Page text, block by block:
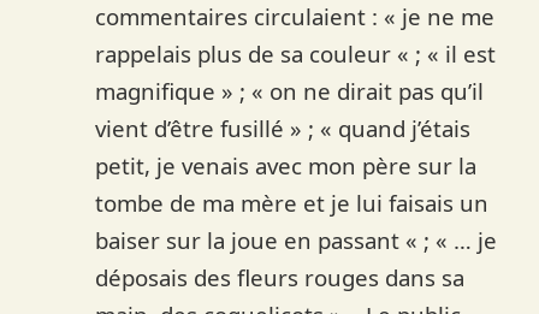
commentaires circulaient : « je ne me
rappelais plus de sa couleur « ; « il est
magnifique » ; « on ne dirait pas qu’il
vient d’être fusillé » ; « quand j’étais
petit, je venais avec mon père sur la
tombe de ma mère et je lui faisais un
baiser sur la joue en passant « ; « … je
déposais des fleurs rouges dans sa